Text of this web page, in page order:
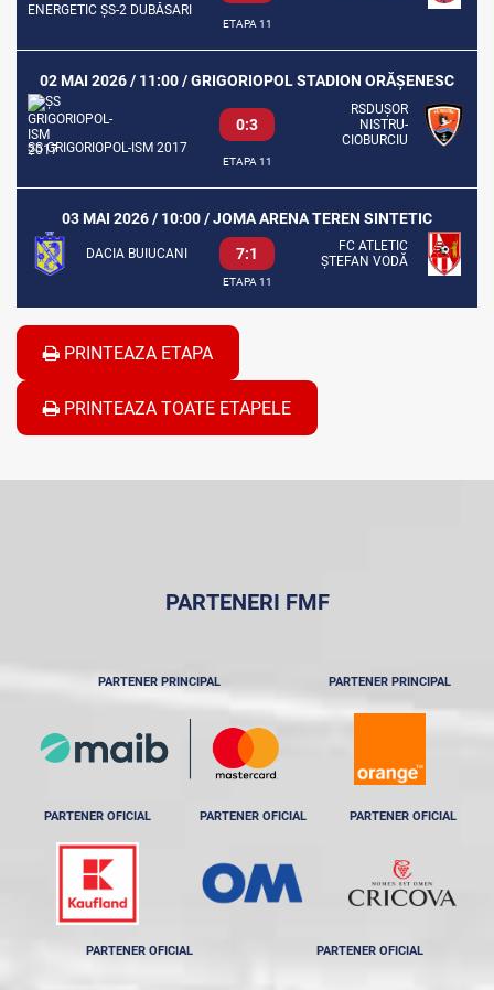
ENERGETIC ȘS-2 DUBĂSARI
ETAPA 11
02 MAI 2026 / 11:00 / GRIGORIOPOL STADION ORĂȘENESC
ȘS GRIGORIOPOL-ISM 2017
0:3
RSDUȘOR
NISTRU-
CIOBURCIU
ETAPA 11
03 MAI 2026 / 10:00 / JOMA ARENA TEREN SINTETIC
DACIA BUIUCANI 7:1
FC ATLETIC
ȘTEFAN VODĂ
ETAPA 11
PRINTEAZA ETAPA
PRINTEAZA TOATE ETAPELE
PARTENERI FMF
PARTENER PRINCIPAL PARTENER PRINCIPAL
PARTENER OFICIAL PARTENER OFICIAL PARTENER OFICIAL
PARTENER OFICIAL PARTENER OFICIAL